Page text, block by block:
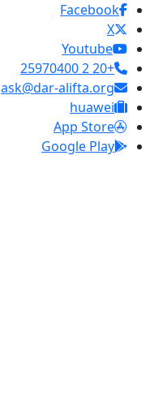
Facebook
X
Youtube
+20 2 25970400
ask@dar-alifta.org
huawei
App Store
Google Play